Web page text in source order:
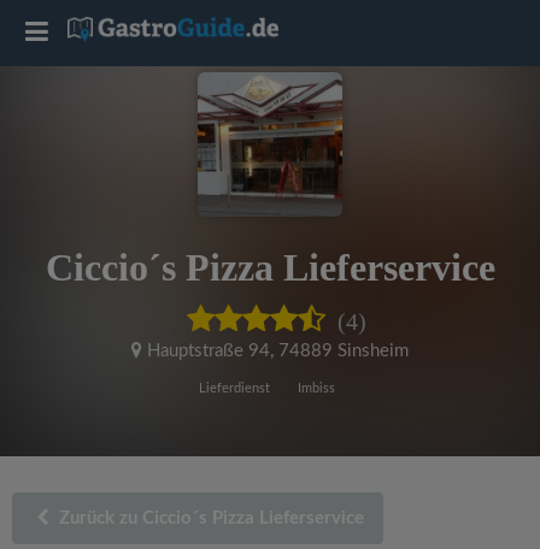
Ciccio´s Pizza Lieferservice
(4)
Hauptstraße 94, 74889 Sinsheim
Lieferdienst Imbiss
Zurück zu Ciccio´s Pizza Lieferservice
T